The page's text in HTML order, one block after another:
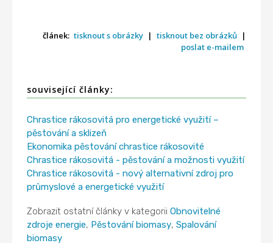
článek: tisknout s obrázky | tisknout bez obrázků |
poslat e-mailem
související články:
Chrastice rákosovitá pro energetické využití –
pěstování a sklizeň
Ekonomika pěstování chrastice rákosovité
Chrastice rákosovitá - pěstování a možnosti využití
Chrastice rákosovitá - nový alternativní zdroj pro
průmyslové a energetické využití
Zobrazit ostatní články v kategoriiObnovitelné
zdroje energie, Pěstování biomasy,Spalování
biomasy